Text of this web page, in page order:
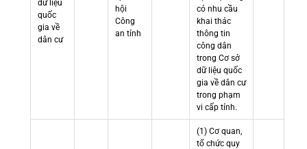
dữ liệu
quốc
gia về
dân cư
hội
Công
an tỉnh
có nhu cầu
khai thác
thông tin
công dân
trong Cơ sở
dữ liệu quốc
gia về dân cư
trong phạm
vi cấp tỉnh.
(1) Cơ quan,
tổ chức quy